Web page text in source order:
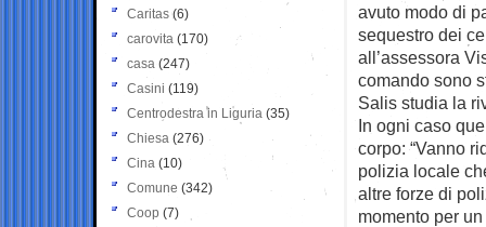
avuto modo di
sequestro dei
all’assessora
comando sono
Salis studia la
In ogni caso
corpo: “Vanno
polizia locale
altre forze di
momento per
Caritas (6)
carovita (170)
casa (247)
Casini (119)
Centrodestra in Liguria (35)
Chiesa (276)
Cina (10)
Comune (342)
Coop (7)